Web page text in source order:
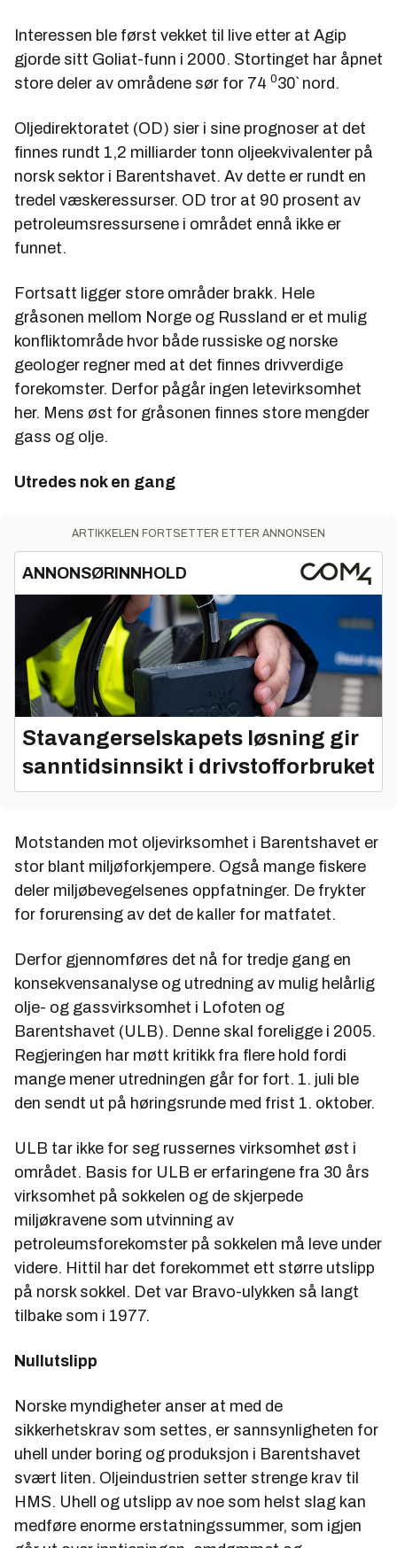
Interessen ble først vekket til live etter at Agip
gjorde sitt Goliat-funn i 2000. Stortinget har åpnet
store deler av områdene sør for 74 030` nord.
Oljedirektoratet (OD) sier i sine prognoser at det
finnes rundt 1,2 milliarder tonn oljeekvivalenter på
norsk sektor i Barentshavet. Av dette er rundt en
tredel væskeressurser. OD tror at 90 prosent av
petroleumsressursene i området ennå ikke er
funnet.
Fortsatt ligger store områder brakk. Hele
gråsonen mellom Norge og Russland er et mulig
konfliktområde hvor både russiske og norske
geologer regner med at det finnes drivverdige
forekomster. Derfor pågår ingen letevirksomhet
her. Mens øst for gråsonen finnes store mengder
gass og olje.
Utredes nok en gang
ARTIKKELEN FORTSETTER ETTER ANNONSEN
ANNONSØRINNHOLD
Stavangerselskapets løsning gir
sanntidsinnsikt i drivstofforbruket
Motstanden mot oljevirksomhet i Barentshavet er
stor blant miljøforkjempere. Også mange fiskere
deler miljøbevegelsenes oppfatninger. De frykter
for forurensing av det de kaller for matfatet.
Derfor gjennomføres det nå for tredje gang en
konsekvensanalyse og utredning av mulig helårlig
olje- og gassvirksomhet i Lofoten og
Barentshavet (ULB). Denne skal foreligge i 2005.
Regjeringen har møtt kritikk fra flere hold fordi
mange mener utredningen går for fort. 1. juli ble
den sendt ut på høringsrunde med frist 1. oktober.
ULB tar ikke for seg russernes virksomhet øst i
området. Basis for ULB er erfaringene fra 30 års
virksomhet på sokkelen og de skjerpede
miljøkravene som utvinning av
petroleumsforekomster på sokkelen må leve under
videre. Hittil har det forekommet ett større utslipp
på norsk sokkel. Det var Bravo-ulykken så langt
tilbake som i 1977.
Nullutslipp
Norske myndigheter anser at med de
sikkerhetskrav som settes, er sannsynligheten for
uhell under boring og produksjon i Barentshavet
svært liten. Oljeindustrien setter strenge krav til
HMS. Uhell og utslipp av noe som helst slag kan
medføre enorme erstatningssummer, som igjen